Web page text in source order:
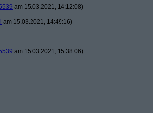
am 15.03.2021, 14:12:08)
am 15.03.2021, 14:49:16)
am 15.03.2021, 15:38:06)